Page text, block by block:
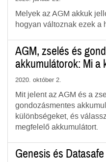
Melyek az AGM akkuk
hogyan változnak ezek a
AGM, zselés és
akkumulátorok: Mi a
2020. október 2.
Mit jelent az AGM és a
gondozásmentes
különbségeket, és
megfelelő akkumulátort.
Genesis és